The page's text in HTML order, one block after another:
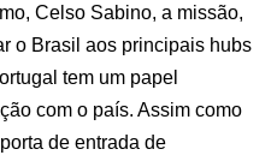
Celso Sabino, a missão,
o Brasil aos principais hubs
tem um papel
com o país. Assim como
de entrada de